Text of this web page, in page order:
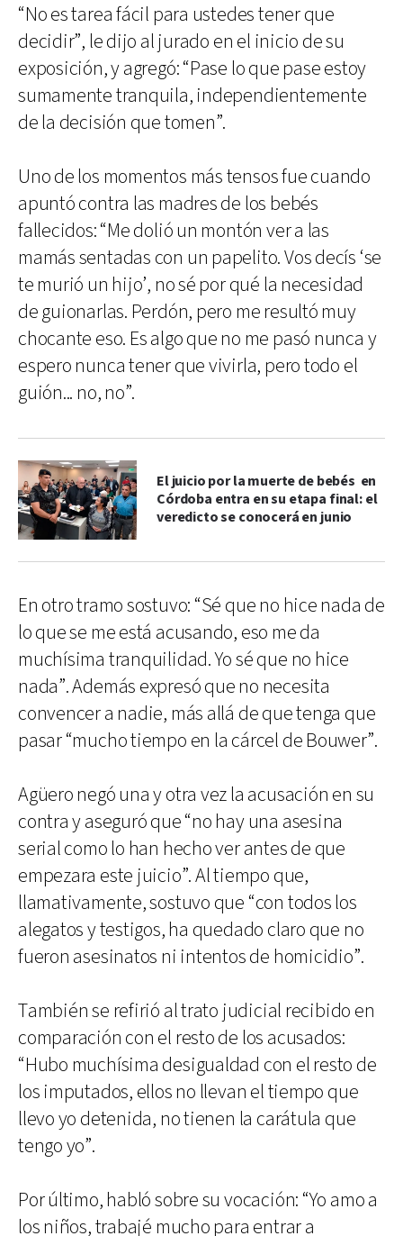
“No es tarea fácil para ustedes tener que
decidir”, le dijo al jurado en el inicio de su
exposición, y agregó: “Pase lo que pase estoy
sumamente tranquila, independientemente
de la decisión que tomen”.
Uno de los momentos más tensos fue cuando
apuntó contra las madres de los bebés
fallecidos: “Me dolió un montón ver a las
mamás sentadas con un papelito. Vos decís ‘se
te murió un hijo’, no sé por qué la necesidad
de guionarlas. Perdón, pero me resultó muy
chocante eso. Es algo que no me pasó nunca y
espero nunca tener que vivirla, pero todo el
guión... no, no”.
El juicio por la muerte de bebés en
Córdoba entra en su etapa final: el
veredicto se conocerá en junio
En otro tramo sostuvo: “Sé que no hice nada de
lo que se me está acusando, eso me da
muchísima tranquilidad. Yo sé que no hice
nada”. Además expresó que no necesita
convencer a nadie, más allá de que tenga que
pasar “mucho tiempo en la cárcel de Bouwer”.
Agüero negó una y otra vez la acusación en su
contra y aseguró que “no hay una asesina
serial como lo han hecho ver antes de que
empezara este juicio”. Al tiempo que,
llamativamente, sostuvo que “con todos los
alegatos y testigos, ha quedado claro que no
fueron asesinatos ni intentos de homicidio”.
También se refirió al trato judicial recibido en
comparación con el resto de los acusados:
“Hubo muchísima desigualdad con el resto de
los imputados, ellos no llevan el tiempo que
llevo yo detenida, no tienen la carátula que
tengo yo”.
Por último, habló sobre su vocación: “Yo amo a
los niños, trabajé mucho para entrar a